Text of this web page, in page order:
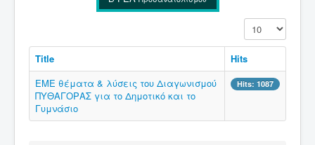
Display #
Title
Hits
ΕΜΕ θέματα & λύσεις του Διαγωνισμού
ΠΥΘΑΓΟΡΑΣ για το Δημοτικό και το
Γυμνάσιο
Hits: 1087